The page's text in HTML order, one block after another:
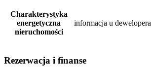
Charakterystyka
energetyczna
nieruchomości
informacja u dewelopera
Rezerwacja i finanse